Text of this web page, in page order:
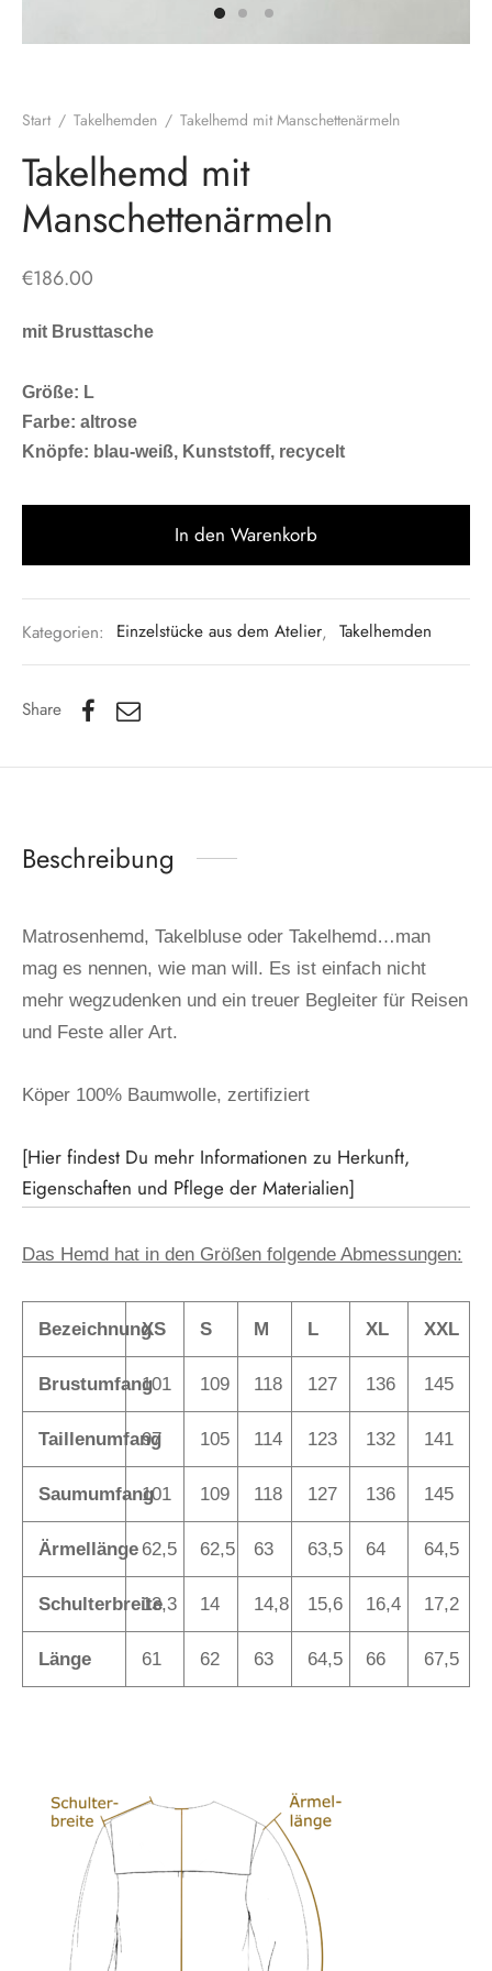
Start / Takelhemden / Takelhemd mit Manschettenärmeln
Takelhemd mit
Manschettenärmeln
€186.00
mit Brusttasche
Größe: L
Farbe: altrose
Knöpfe: blau-weiß, Kunststoff, recycelt
In den Warenkorb
Kategorien: Einzelstücke aus dem Atelier, Takelhemden
Share
Beschreibung
Matrosenhemd, Takelbluse oder Takelhemd…man
mag es nennen, wie man will. Es ist einfach nicht
mehr wegzudenken und ein treuer Begleiter für Reisen
und Feste aller Art.
Köper 100% Baumwolle, zertifiziert
[Hier findest Du mehr Informationen zu Herkunft,
Eigenschaften und Pflege der Materialien]
Das Hemd hat in den Größen folgende Abmessungen:
BezeichnungXS S M L XL XXL
Brustumfang101 109 118 127 136 145
Taillenumfang
97 105 114 123 132 141
Saumumfang101 109 118 127 136 145
Ärmellänge 62,5 62,5 63 63,5 64 64,5
Schulterbreite
13,3 14 14,8 15,6 16,4 17,2
Länge 61 62 63 64,5 66 67,5